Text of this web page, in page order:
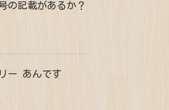
の記載があるか？
ー あんです